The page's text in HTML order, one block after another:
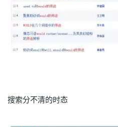
搜索分不清的时态